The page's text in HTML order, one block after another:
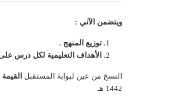
ويتضمن الآتي :
توزيع المنهج .
الأهداف التعليمية لكل درس
النسخ من عين لبوابة المستقبل
1442 هـ